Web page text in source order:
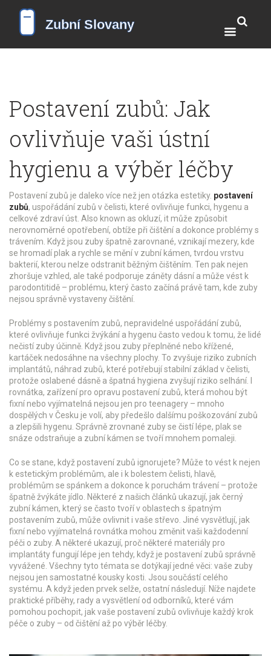
Postavení zubů: Jak
ovlivňuje vaši ústní
hygienu a výběr léčby
Postavení zubů je daleko více než jen otázka estetiky. postavení
zubů, uspořádání zubů v čelisti, které ovlivňuje funkci, hygenu a
celkové zdraví úst . Also known as okluzí, itmůže způsobit
nerovnoměrné opotřebení, obtíže při čištění a dokonce problémy s
trávením Když jsou zuby špatně zarovnané, vznikají mezery, kde
se hromadí plak a rychle se mění v zubní kámen, tvrdou vrstvu
bakterií, kterou nelze odstranit běžným čištěním . Ten pak nejen
zhoršuje vzhled, ale také podporuje záněty dásní a může vést k
parodontitidě – problému, který často začíná právě tam, kde zuby
nejsou správně vystaveny čištění.
Problémy s postavením zubů, nepravidelné uspořádání zubů,
které ovlivňuje funkci žvýkání a hygenu často vedou k tomu, že lidé
nečistí zuby účinně. Když jsou zuby přeplněné nebo křížené,
kartáček nedosáhne na všechny plochy. To zvyšuje riziko zubních
implantátů, náhrad zubů, které potřebují stabilní základ v čelisti,
protože oslabené dásně a špatná hygiena zvyšují riziko selhání. I
rovnátka, zařízení pro opravu postavení zubů, která mohou být
fixní nebo vyjímatelná nejsou jen pro teenagery – mnoho
dospělých v Česku je volí, aby předešlo dalšímu poškozování zubů
a zlepšili hygenu. Správně zrovnané zuby se čistí lépe, plak se
snáze odstraňuje a zubní kámen se tvoří mnohem pomaleji.
Co se stane, když postavení zubů ignorujete? Může to vést k nejen
k estetickým problémům, ale i k bolestem čelisti, hlavě,
problémům se spánkem a dokonce k poruchám trávení – protože
špatně žvýkáte jídlo. Některé z našich článků ukazují, jak černý
zubní kámen, který se často tvoří v oblastech s špatným
postavením zubů, může ovlivnit i vaše střevo. Jiné vysvětlují, jak
fixní nebo vyjímatelná rovnátka mohou změnit vaši každodenní
péči o zuby. A některé ukazují, proč některé materiály pro
implantáty fungují lépe jen tehdy, když je postavení zubů správně
vyvážené. Všechny tyto témata se dotýkají jedné věci: vaše zuby
nejsou jen samostatné kousky kosti. Jsou součástí celého
systému. A když jeden prvek selže, ostatní následují. Níže najdete
praktické příběhy, rady a vysvětlení od odborníků, které vám
pomohou pochopit, jak vaše postavení zubů ovlivňuje každý krok
péče o zuby – od čištění až po výběr léčby.